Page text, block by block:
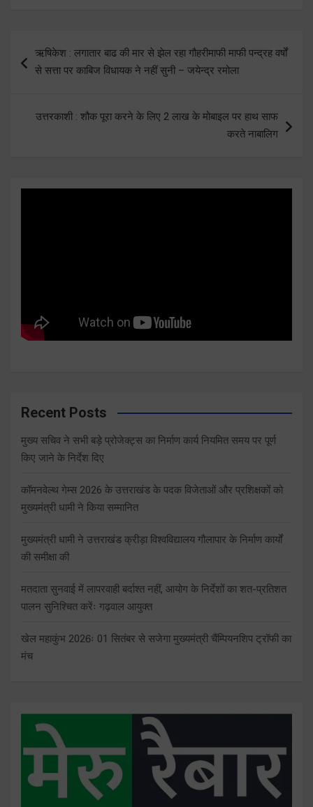
navigation
ऋषिकेश : लगातार बाढ की मार से झेल रहा गौहरीमाफी माफी पन्द्रह वर्षों
से सत्ता पर काबिज विधायक ने नहीं सुनी – जयेन्द्र रमोला
उत्तरकाशी : शौक पूरा करने के लिए 2 लाख के मोबाइल पर हाथ साफ
करते नाबालिग
Recent Posts
मुख्य सचिव ने सभी बड़े प्रोजेक्ट्स का निर्माण कार्य नियमित समय पर पूर्ण
किए जाने के निर्देश दिए
कॉमनवेल्थ गेम्स 2026 के उत्तराखंड के पदक विजेताओं और प्रशिक्षकों को
मुख्यमंत्री धामी ने किया सम्मानित
मुख्यमंत्री धामी ने उत्तराखंड क्रीड़ा विश्वविद्यालय गौलापार के निर्माण कार्यों
की समीक्षा की
मतदाता सुनवाई में लापरवाही बर्दाश्त नहीं, आयोग के निर्देशों का शत-प्रतिशत
पालन सुनिश्चित करेंः गढ़वाल आयुक्त
खेल महाकुंभ 2026ः 01 सितंबर से सजेगा मुख्यमंत्री चैंम्पियनशिप ट्रॉफी का
मंच